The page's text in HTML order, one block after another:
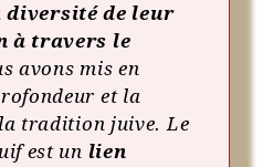
diversité de leur
à travers le
avons mis en
et la
tradition juive. Le
est un lien